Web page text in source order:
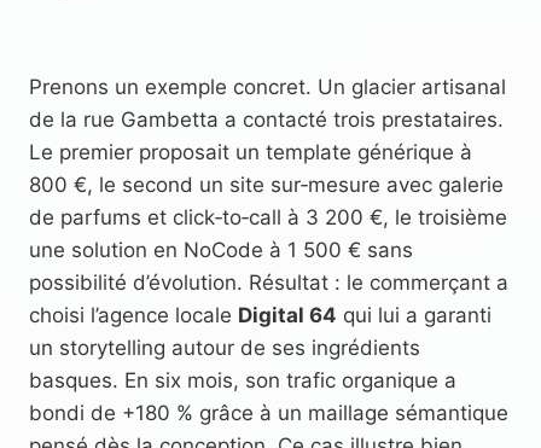
Prenons un exemple concret. Un glacier artisanal
de la rue Gambetta a contacté trois prestataires.
Le premier proposait un template générique à
800 €, le second un site sur‑mesure avec galerie
de parfums et click‑to‑call à 3 200 €, le troisième
une solution en NoCode à 1 500 € sans
possibilité d’évolution. Résultat : le commerçant a
choisi l’agence locale Digital 64 qui lui a garanti
un storytelling autour de ses ingrédients
basques. En six mois, son trafic organique a
bondi de +180 % grâce à un maillage sémantique